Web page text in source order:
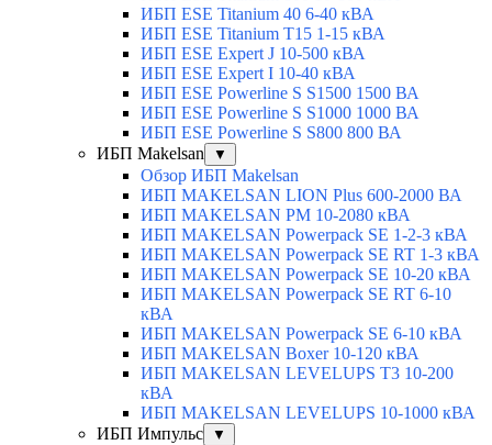
ИБП ESE Titanium 40 6-40 кВА
ИБП ESE Titanium T15 1-15 кВА
ИБП ESE Expert J 10-500 кВА
ИБП ESE Expert I 10-40 кВА
ИБП ESE Powerline S S1500 1500 ВА
ИБП ESE Powerline S S1000 1000 ВА
ИБП ESE Powerline S S800 800 ВА
ИБП Makelsan
▼
Обзор ИБП Makelsan
ИБП MAKELSAN LION Plus 600-2000 ВА
ИБП MAKELSAN PM 10-2080 кВА
ИБП MAKELSAN Powerpack SE 1-2-3 кВА
ИБП MAKELSAN Powerpack SE RT 1-3 кВА
ИБП MAKELSAN Powerpack SE 10-20 кВА
ИБП MAKELSAN Powerpack SE RT 6-10
кВА
ИБП MAKELSAN Powerpack SE 6-10 кВА
ИБП MAKELSAN Boxer 10-120 кВА
ИБП MAKELSAN LEVELUPS T3 10-200
кВА
ИБП MAKELSAN LEVELUPS 10-1000 кВА
ИБП Импульс
▼